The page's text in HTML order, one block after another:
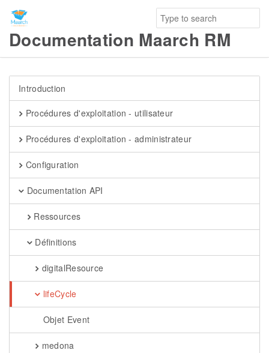
Documentation Maarch RM
Introduction
Procédures d'exploitation - utilisateur
Procédures d'exploitation - administrateur
Configuration
Documentation API
Ressources
Définitions
digitalResource
lifeCycle
Objet Event
medona